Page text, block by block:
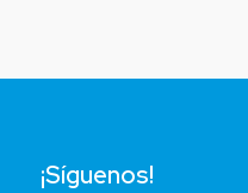
¡Síguenos!